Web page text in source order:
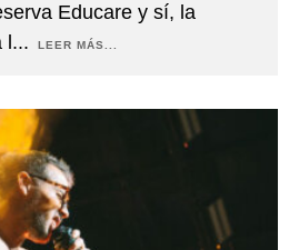
Educare y sí, la
... LEER MÁS...